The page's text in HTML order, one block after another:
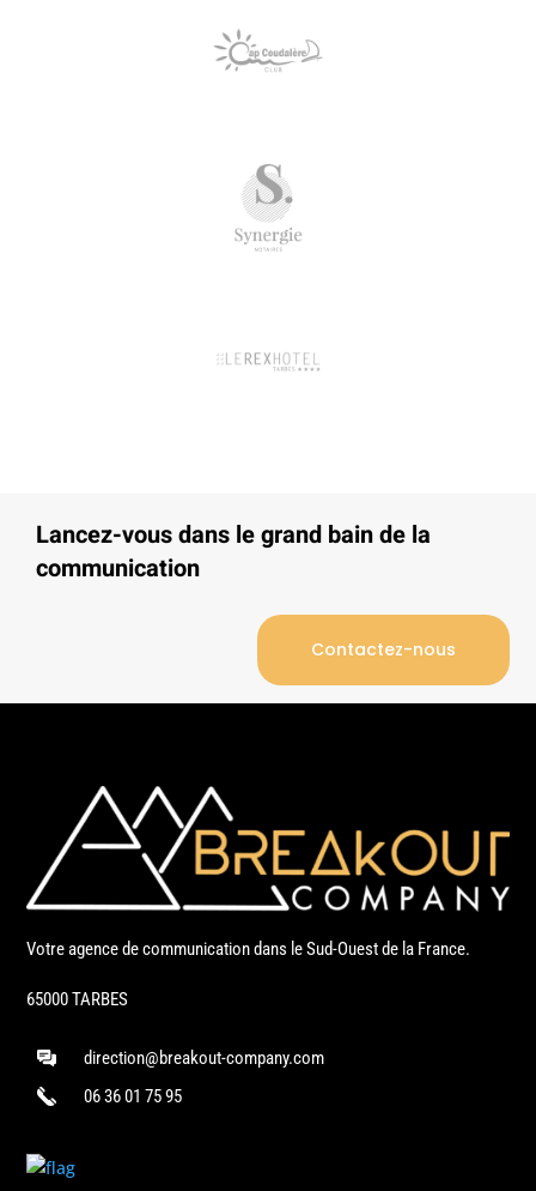
Lancez-vous dans le grand bain de la
communication
Contactez-nous
Votre agence de communication dans le Sud-Ouest de la France.
65000 TARBES
direction@breakout-company.com
06 36 01 75 95